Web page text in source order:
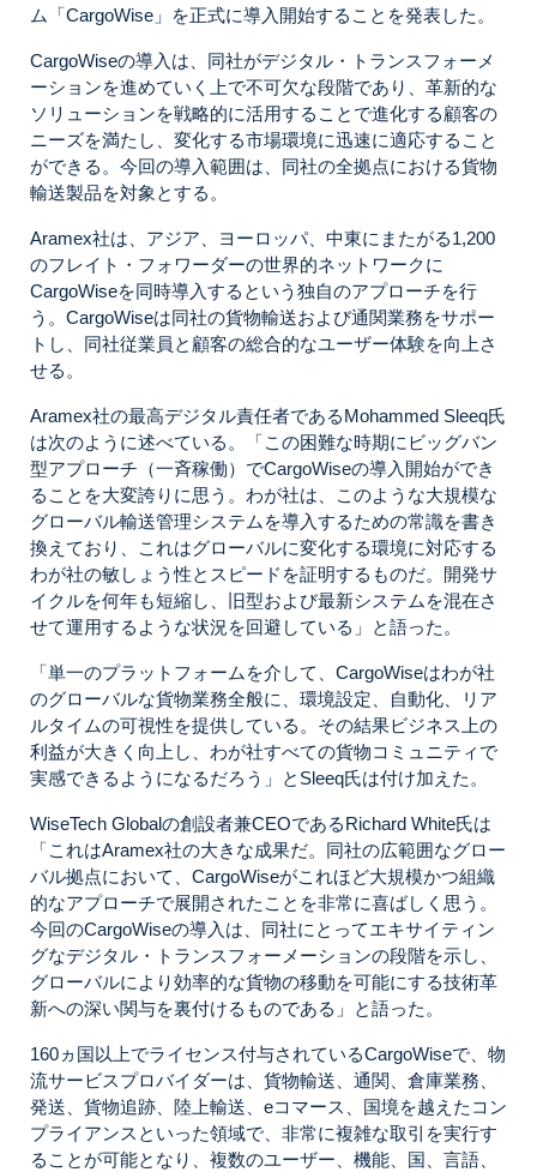
ム「CargoWise」を正式に導入開始することを発表した。
CargoWiseの導入は、同社がデジタル・トランスフォーメ
ーションを進めていく上で不可欠な段階であり、革新的な
ソリューションを戦略的に活用することで進化する顧客の
ニーズを満たし、変化する市場環境に迅速に適応すること
ができる。今回の導入範囲は、同社の全拠点における貨物
輸送製品を対象とする。
Aramex社は、アジア、ヨーロッパ、中東にまたがる1,200
のフレイト・フォワーダーの世界的ネットワークに
CargoWiseを同時導入するという独自のアプローチを行
う。CargoWiseは同社の貨物輸送および通関業務をサポー
トし、同社従業員と顧客の総合的なユーザー体験を向上さ
せる。
Aramex社の最高デジタル責任者であるMohammed Sleeq氏
は次のように述べている。「この困難な時期にビッグバン
型アプローチ（一斉稼働）でCargoWiseの導入開始ができ
ることを大変誇りに思う。わが社は、このような大規模な
グローバル輸送管理システムを導入するための常識を書き
換えており、これはグローバルに変化する環境に対応する
わが社の敏しょう性とスピードを証明するものだ。開発サ
イクルを何年も短縮し、旧型および最新システムを混在さ
せて運用するような状況を回避している」と語った。
「単一のプラットフォームを介して、CargoWiseはわが社
のグローバルな貨物業務全般に、環境設定、自動化、リア
ルタイムの可視性を提供している。その結果ビジネス上の
利益が大きく向上し、わが社すべての貨物コミュニティで
実感できるようになるだろう」とSleeq氏は付け加えた。
WiseTech Globalの創設者兼CEOであるRichard White氏は
「これはAramex社の大きな成果だ。同社の広範囲なグロー
バル拠点において、CargoWiseがこれほど大規模かつ組織
的なアプローチで展開されたことを非常に喜ばしく思う。
今回のCargoWiseの導入は、同社にとってエキサイティン
グなデジタル・トランスフォーメーションの段階を示し、
グローバルにより効率的な貨物の移動を可能にする技術革
新への深い関与を裏付けるものである」と語った。
160ヵ国以上でライセンス付与されているCargoWiseで、物
流サービスプロバイダーは、貨物輸送、通関、倉庫業務、
発送、貨物追跡、陸上輸送、eコマース、国境を越えたコン
プライアンスといった領域で、非常に複雑な取引を実行す
ることが可能となり、複数のユーザー、機能、国、言語、